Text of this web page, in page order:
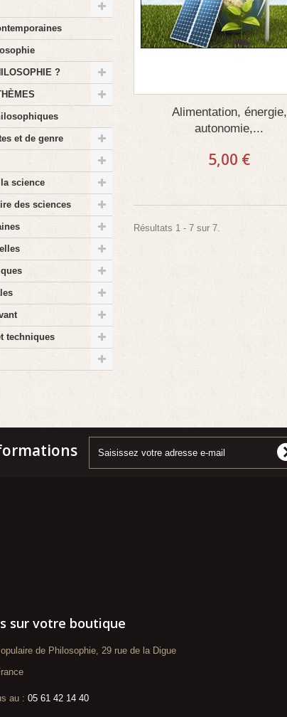
?
et de genre
science
des sciences
techniques
Alimentation, énergie,
autonomie,...
5,00 €
Résultats 1 - 7 sur 7.
sur votre boutique
de Philosophie, 29 rue de la Digue
au : 05 61 42 14 40